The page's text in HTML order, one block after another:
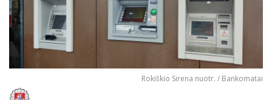
Rokiškio Sirena nuotr. / Bankomatai